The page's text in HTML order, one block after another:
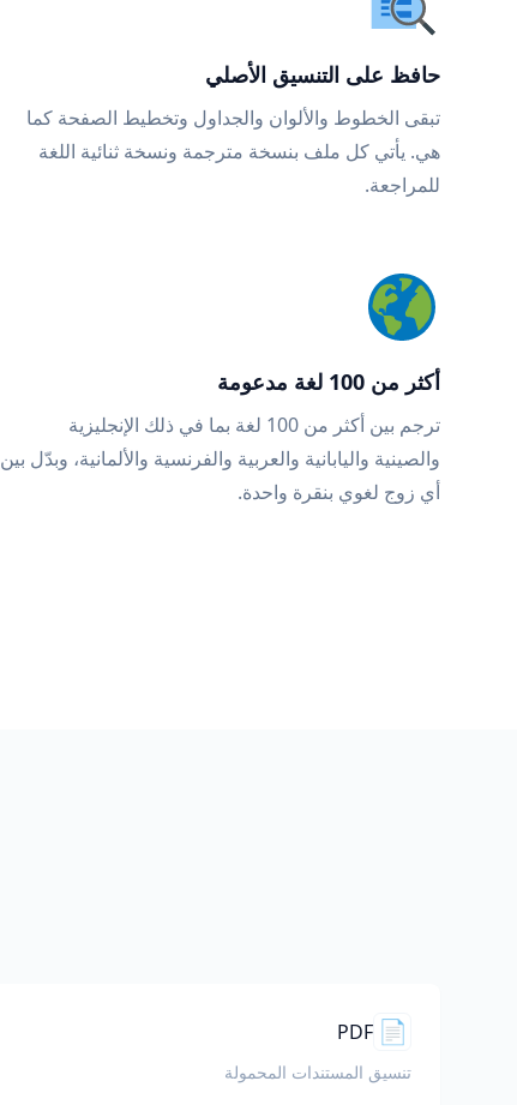
حافظ على التنسيق الأصلي
تبقى الخطوط والألوان والجداول وتخطيط الصفحة كما
هي. يأتي كل ملف بنسخة مترجمة ونسخة ثنائية اللغة
للمراجعة.
أكثر من 100 لغة مدعومة
ترجم بين أكثر من 100 لغة بما في ذلك الإنجليزية
والصينية واليابانية والعربية والفرنسية والألمانية، وبدّل بين
أي زوج لغوي بنقرة واحدة.
📄
PDF
تنسيق المستندات المحمولة